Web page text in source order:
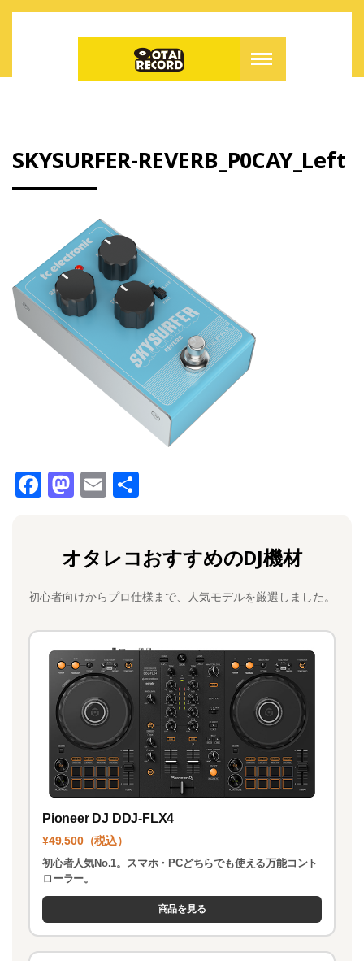
SKYSURFER-REVERB_P0CAY_Left
F
b
o
o
k
M
o
d
o
n
E
l
オタレコおすすめのDJ機材
初心者向けからプロ仕様まで、人気モデルを厳選しました。
Pioneer DJ DDJ-FLX4
¥49,500（税込）
初心者人気No.1。スマホ・PCどちらでも使える万能コント
ローラー。
商品を見る